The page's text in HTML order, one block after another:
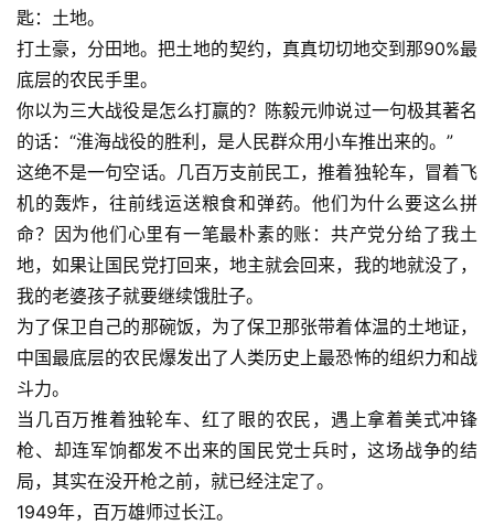
匙：土地。
打土豪，分田地。把土地的契约，真真切切地交到那90%最
底层的农民手里。
你以为三大战役是怎么打赢的？陈毅元帅说过一句极其著名
的话：“淮海战役的胜利，是人民群众用小车推出来的。”
这绝不是一句空话。几百万支前民工，推着独轮车，冒着飞
机的轰炸，往前线运送粮食和弹药。他们为什么要这么拼
命？因为他们心里有一笔最朴素的账：共产党分给了我土
地，如果让国民党打回来，地主就会回来，我的地就没了，
我的老婆孩子就要继续饿肚子。
为了保卫自己的那碗饭，为了保卫那张带着体温的土地证，
中国最底层的农民爆发出了人类历史上最恐怖的组织力和战
斗力。
当几百万推着独轮车、红了眼的农民，遇上拿着美式冲锋
枪、却连军饷都发不出来的国民党士兵时，这场战争的结
局，其实在没开枪之前，就已经注定了。
1949年，百万雄师过长江。